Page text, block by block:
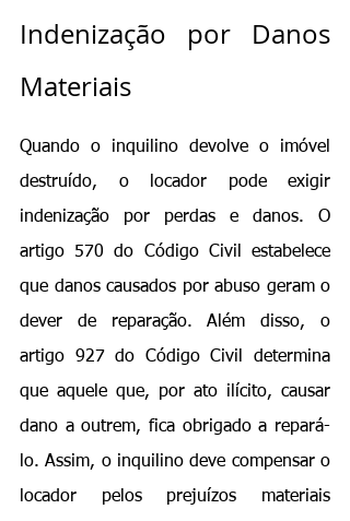
Indenização por Danos
Materiais
Quando o inquilino devolve o imóvel
destruído, o locador pode exigir
indenização por perdas e danos. O
artigo 570 do Código Civil estabelece
que danos causados por abuso geram o
dever de reparação. Além disso, o
artigo 927 do Código Civil determina
que aquele que, por ato ilícito, causar
dano a outrem, fica obrigado a repará-
lo. Assim, o inquilino deve compensar o
locador pelos prejuízos materiais